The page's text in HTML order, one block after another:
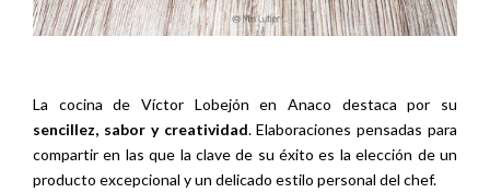
La cocina de Víctor Lobejón en Anaco destaca por su
sencillez, sabor y creatividad. Elaboraciones pensadas para
compartir en las que la clave de su éxito es la elección de un
producto excepcional y un delicado estilo personal del chef.